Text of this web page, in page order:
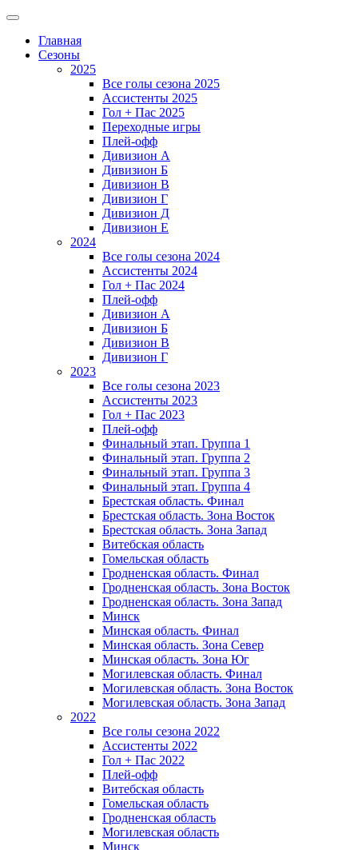
Главная
Сезоны
2025
Все голы сезона 2025
Ассистенты 2025
Гол + Пас 2025
Переходные игры
Плей-офф
Дивизион A
Дивизион Б
Дивизион В
Дивизион Г
Дивизион Д
Дивизион Е
2024
Все голы сезона 2024
Ассистенты 2024
Гол + Пас 2024
Плей-офф
Дивизион A
Дивизион Б
Дивизион В
Дивизион Г
2023
Все голы сезона 2023
Ассистенты 2023
Гол + Пас 2023
Плей-офф
Финальный этап. Группа 1
Финальный этап. Группа 2
Финальный этап. Группа 3
Финальный этап. Группа 4
Брестская область. Финал
Брестская область. Зона Восток
Брестская область. Зона Запад
Витебская область
Гомельская область
Гродненская область. Финал
Гродненская область. Зона Восток
Гродненская область. Зона Запад
Минск
Минская область. Финал
Минская область. Зона Север
Минская область. Зона Юг
Могилевская область. Финал
Могилевская область. Зона Восток
Могилевская область. Зона Запад
2022
Все голы сезона 2022
Ассистенты 2022
Гол + Пас 2022
Плей-офф
Витебская область
Гомельская область
Гродненская область
Могилевская область
Минск